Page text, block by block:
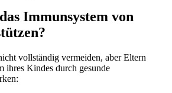
Immunsystem von
vollständig vermeiden, aber Eltern
ihres Kindes durch gesunde